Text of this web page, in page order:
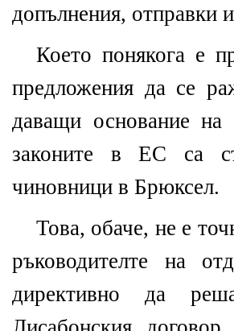
допълнения, отправки
Което понякога е
предложения да се
даващи основание
законите в ЕС са
чиновници в Брюксел.
Това, обаче, не е
ръководителте на
директивно да